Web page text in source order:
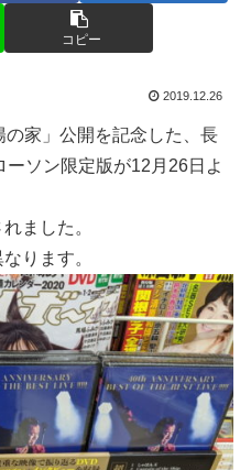
コピー
2019.12.26
家」公開を記念した、長
ソン限定版が12月26日よ
ました。
ります。